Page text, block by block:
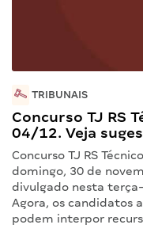
TRIBUNAIS
Concurso TJ RS
04/12. Veja
Concurso TJ RS
domingo, 30 de
divulgado nesta
Agora, os candidatos
podem interpor